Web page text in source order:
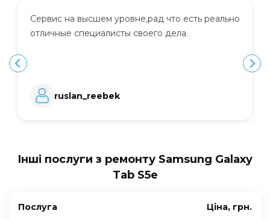
Сервис на высшем уровне,рад что есть реально
отличные специалисты своего дела.
ruslan_reebek
Інші послуги з ремонту Samsung Galaxy
Tab S5e
Послуга Ціна, грн.